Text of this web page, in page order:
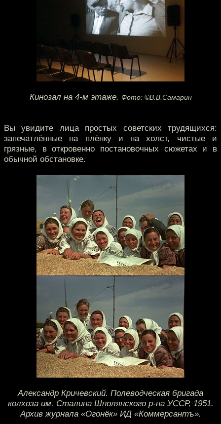
Кинозал на 4-м этаже. Фото: ©В.В.Самарин
Вы увидите лица простых советских трудящихся:
запечатлённые на плёнку и на холст, чистые и
грязные, в откровенно постановочных сюжетах и в
обычной обстановке.
Александр Кричевский. Полеводческая бригада
колхоза им. Сталина Шполянского р-на УССР, 1951.
Архив журнала «Огонёк» ИД «Коммерсантъ».